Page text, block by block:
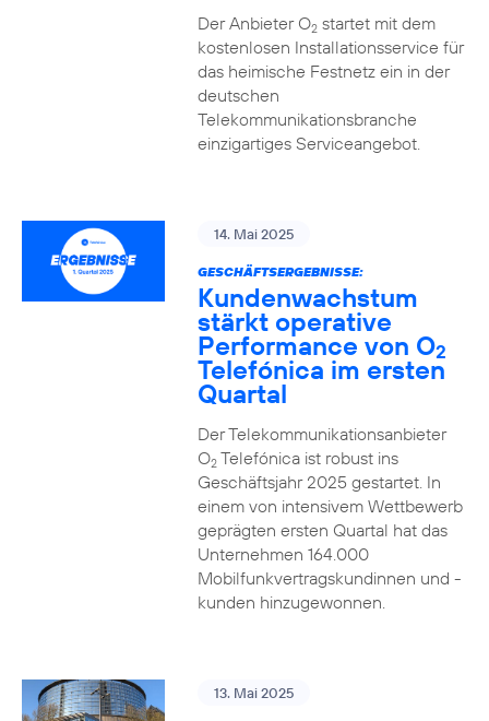
Der Anbieter O2startet mit dem
kostenlosen Installationsservice für
das heimische Festnetz ein in der
deutschen
Telekommunikationsbranche
einzigartiges Serviceangebot.
14. Mai 2025
GESCHÄFTSERGEBNISSE:
Kundenwachstum
stärkt operative
Performance von O2
Telefónica im ersten
Quartal
Der Telekommunikationsanbieter
O2Telefónica ist robust ins
Geschäftsjahr 2025 gestartet. In
einem von intensivem Wettbewerb
geprägten ersten Quartal hat das
Unternehmen 164.000
Mobilfunkvertragskundinnen und -
kunden hinzugewonnen.
13. Mai 2025